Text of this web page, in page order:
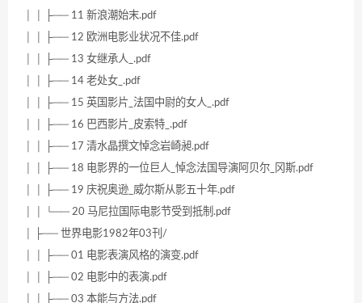
│ │ ├── 11 新浪潮始末.pdf
│ │ ├── 12 欧洲电影业状况不佳.pdf
│ │ ├── 13 女继承人_.pdf
│ │ ├── 14 老处女_.pdf
│ │ ├── 15 英国影片_法国中尉的女人_.pdf
│ │ ├── 16 巴西影片_皮索特_.pdf
│ │ ├── 17 清水晶撰文悼念岩崎昶.pdf
│ │ ├── 18 电影界的一位巨人_悼念法国导演阿贝尔_冈斯.pdf
│ │ ├── 19 庆祝奥逊_威尔斯从影五十年.pdf
│ │ └── 20 马尼拉国际电影节受到抵制.pdf
│ ├── 世界电影1982年03刊/
│ │ ├── 01 电影表演风格的演变.pdf
│ │ ├── 02 电影中的表演.pdf
│ │ ├── 03 本能与方法.pdf